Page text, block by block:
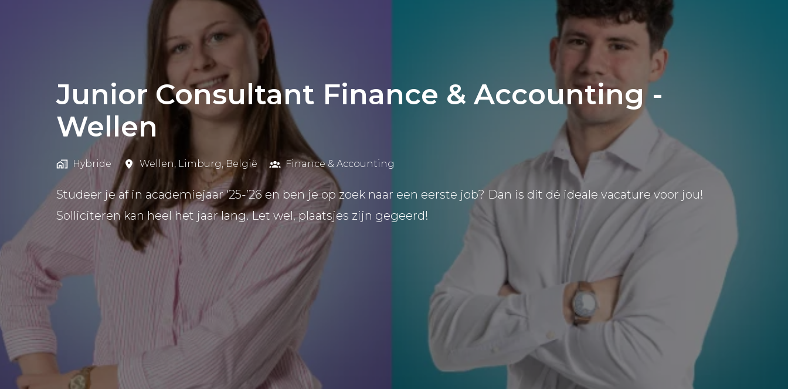
Junior Consultant Finance & Accounting -
Wellen
Hybride Wellen Limburg België Finance & Accounting
Studeer je af in academiejaar ‘25-’26 en ben je op zoek naar een eerste job? Dan is dit dé ideale vacature voor jou!
Solliciteren kan heel het jaar lang. Let wel, plaatsjes zijn gegeerd!